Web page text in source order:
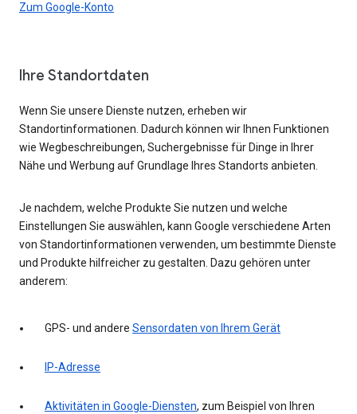
Zum Google-Konto
Ihre Standortdaten
Wenn Sie unsere Dienste nutzen, erheben wir
Standortinformationen. Dadurch können wir Ihnen Funktionen
wie Wegbeschreibungen, Suchergebnisse für Dinge in Ihrer
Nähe und Werbung auf Grundlage Ihres Standorts anbieten.
Je nachdem, welche Produkte Sie nutzen und welche
Einstellungen Sie auswählen, kann Google verschiedene Arten
von Standortinformationen verwenden, um bestimmte Dienste
und Produkte hilfreicher zu gestalten. Dazu gehören unter
anderem:
GPS- und andere Sensordaten von Ihrem Gerät
IP-Adresse
Aktivitäten in Google-Diensten, zum Beispiel von Ihren